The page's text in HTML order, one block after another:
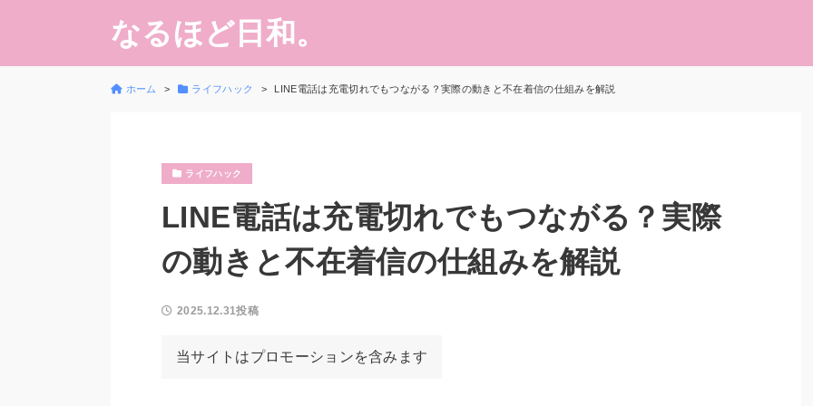
なるほど日和。
ホーム ライフハック LINE電話は充電切れでもつながる？実際の動きと不在着信の仕組みを解説
ライフハック
LINE電話は充電切れでもつながる？実際
の動きと不在着信の仕組みを解説
2025.12.31投稿
当サイトはプロモーションを含みます